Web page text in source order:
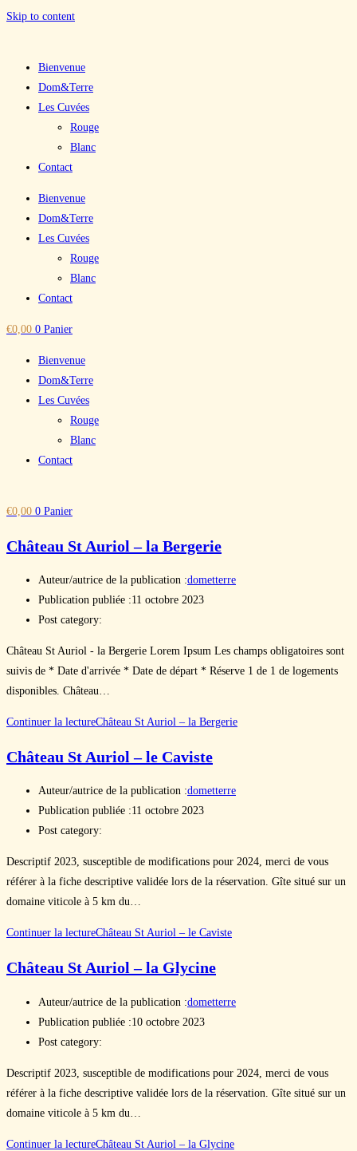
Skip to content
Bienvenue
Dom&Terre
Les Cuvées
Rouge
Blanc
Contact
Bienvenue
Dom&Terre
Les Cuvées
Rouge
Blanc
Contact
€0,00 0 Panier
Bienvenue
Dom&Terre
Les Cuvées
Rouge
Blanc
Contact
€0,00 0 Panier
Château St Auriol – la Bergerie
Auteur/autrice de la publication :dometterre
Publication publiée :11 octobre 2023
Post category:
Château St Auriol - la Bergerie Lorem Ipsum Les champs obligatoires sont
suivis de * Date d'arrivée * Date de départ * Réserve 1 de 1 de logements
disponibles. Château…
Continuer la lectureChâteau St Auriol – la Bergerie
Château St Auriol – le Caviste
Auteur/autrice de la publication :dometterre
Publication publiée :11 octobre 2023
Post category:
Descriptif 2023, susceptible de modifications pour 2024, merci de vous
référer à la fiche descriptive validée lors de la réservation. Gîte situé sur un
domaine viticole à 5 km du…
Continuer la lectureChâteau St Auriol – le Caviste
Château St Auriol – la Glycine
Auteur/autrice de la publication :dometterre
Publication publiée :10 octobre 2023
Post category:
Descriptif 2023, susceptible de modifications pour 2024, merci de vous
référer à la fiche descriptive validée lors de la réservation. Gîte situé sur un
domaine viticole à 5 km du…
Continuer la lectureChâteau St Auriol – la Glycine